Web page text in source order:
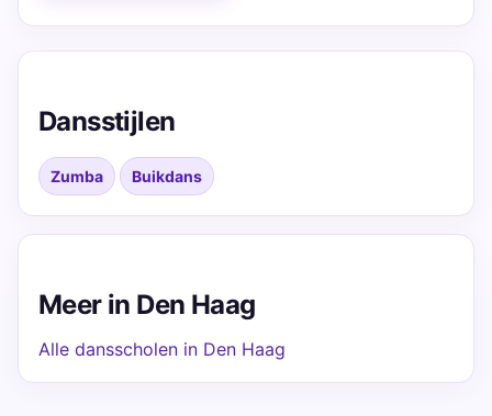
Dansstijlen
Zumba Buikdans
Meer in Den Haag
Alle dansscholen in Den Haag